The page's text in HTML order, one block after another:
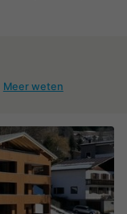
Meer weten